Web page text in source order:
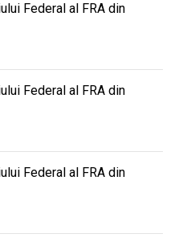
Federal al FRA din
Federal al FRA din
Federal al FRA din